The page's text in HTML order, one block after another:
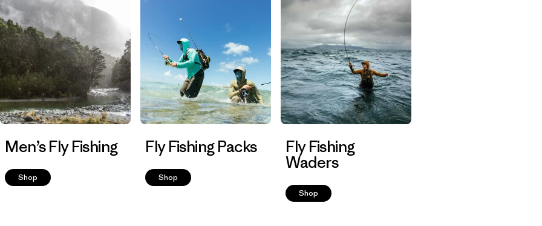
Filtrar por
Materials & Fabric
Men’s Fly Fishing
Shop
Fly Fishing Packs
Shop
Fly Fishing
Waders
Shop